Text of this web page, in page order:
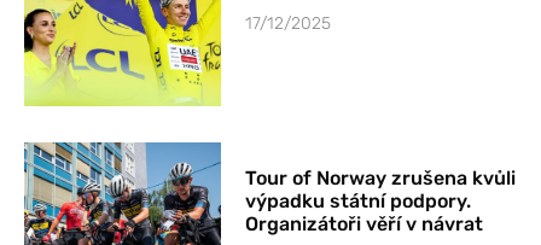
17/12/2025
Tour of Norway zrušena kvůli
výpadku státní podpory.
Organizátoři věří v návrat